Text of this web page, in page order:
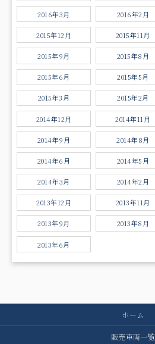
2016年3月 2016年2月
2015年12月 2015年11月
2015年9月 2015年8月
2015年6月 2015年5月
2015年3月 2015年2月
2014年12月 2014年11月
2014年9月 2014年8月
2014年6月 2014年5月
2014年3月 2014年2月
2013年12月 2013年11月
2013年9月 2013年8月
2013年6月
ホーム
販売車両一覧